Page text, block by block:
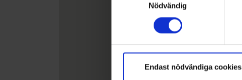
Nödvändig
Endast nödvändiga cookies